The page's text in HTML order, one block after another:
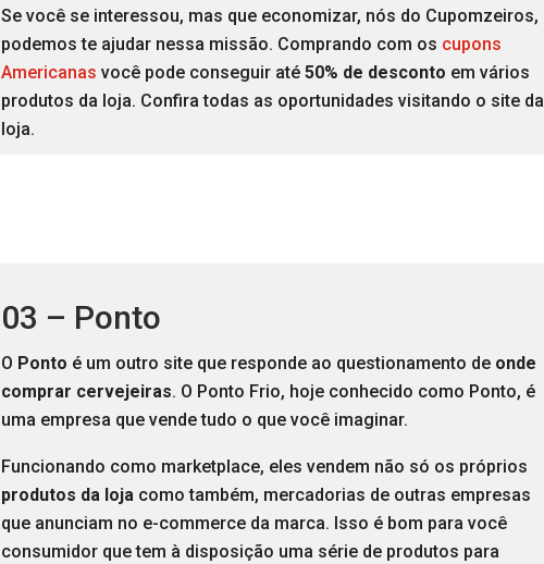
Se você se interessou, mas que economizar, nós do Cupomzeiros,
podemos te ajudar nessa missão. Comprando com os cupons
Americanas você pode conseguir até 50% de desconto em vários
produtos da loja. Confira todas as oportunidades visitando o site da
loja.
03 – Ponto
O Ponto é um outro site que responde ao questionamento de onde
comprar cervejeiras. O Ponto Frio, hoje conhecido como Ponto, é
uma empresa que vende tudo o que você imaginar.
Funcionando como marketplace, eles vendem não só os próprios
produtos da loja como também, mercadorias de outras empresas
que anunciam no e-commerce da marca. Isso é bom para você
consumidor que tem à disposição uma série de produtos para